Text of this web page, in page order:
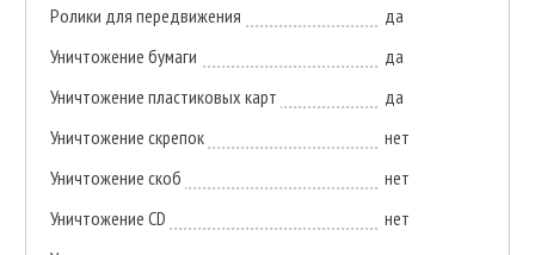
Ролики для передвижения
да
Уничтожение бумаги
да
Уничтожение пластиковых карт
да
Уничтожение скрепок
нет
Уничтожение скоб
нет
Уничтожение CD
нет